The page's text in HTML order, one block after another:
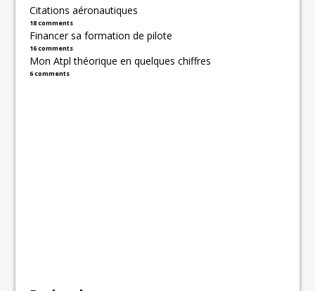
Citations aéronautiques
18 comments
Financer sa formation de pilote
16 comments
Mon Atpl théorique en quelques chiffres
6 comments